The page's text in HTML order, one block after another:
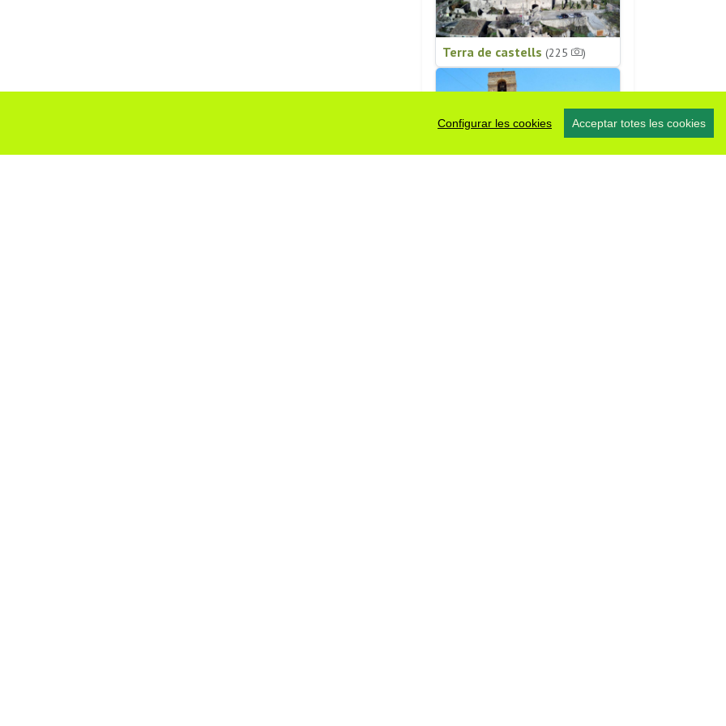
Configurar les cookies Acceptar totes les cookies
Terra de castells (225 )